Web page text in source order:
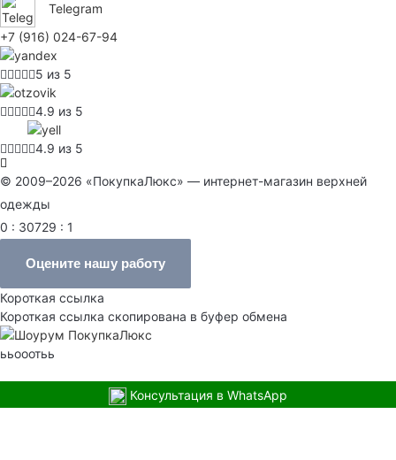
Telegram
+7 (916) 024-67-94
5 из 5
4.9 из 5
4.9 из 5
© 2009–2026 «ПокупкаЛюкс» — интернет-магазин верхней
одежды
0 : 30729 : 1
Оцените нашу работу
Короткая ссылка
Короткая ссылка скопирована в буфер обмена
ььооотьь
Консультация в WhatsApp